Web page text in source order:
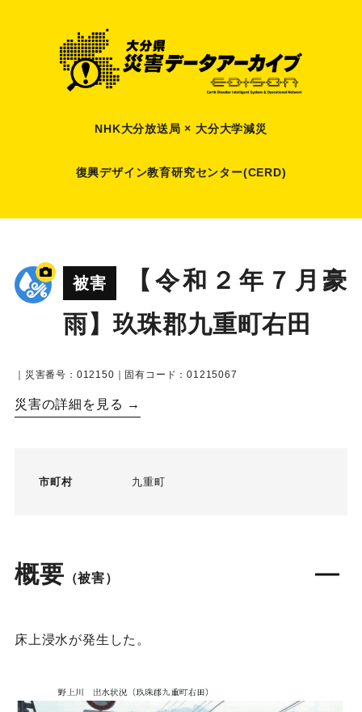
NHK大分放送局 × 大分大学減災
復興デザイン教育研究センター(CERD)
被害
【令和２年７月豪
雨】玖珠郡九重町右田
｜災害番号：012150｜固有コード：01215067
災害の詳細を見る →
市町村 九重町
概要 （被害）
床上浸水が発生した。